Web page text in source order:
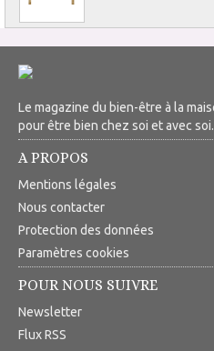
Le magazine du bien-être à la
pour être bien chez soi et avec soi.
A PROPOS
Mentions légales
Nous contacter
Protection des données
Paramètres cookies
POUR NOUS SUIVRE
Newsletter
Flux RSS